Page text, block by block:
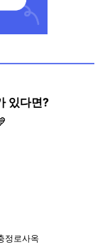
있다면?
정로사옥